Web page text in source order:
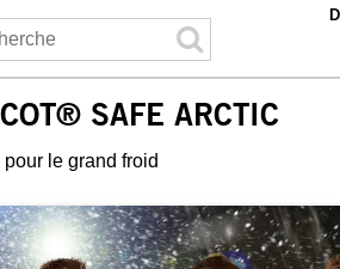
SAFE ARCTIC
le grand froid